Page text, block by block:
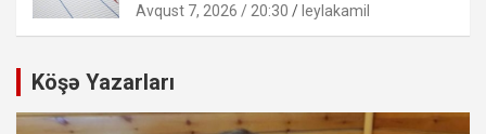
Avqust 7, 2026 / 20:30 leylakamil
Köşə Yazarları